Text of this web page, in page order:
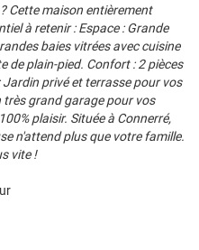
Cette maison entièrement
à retenir : Espace : Grande
baies vitrées avec cuisine
de plain-pied. Confort : 2 pièces
privé et terrasse pour vos
très grand garage pour vos
plaisir. Située à Connerré,
n'attend plus que votre famille.
vite !